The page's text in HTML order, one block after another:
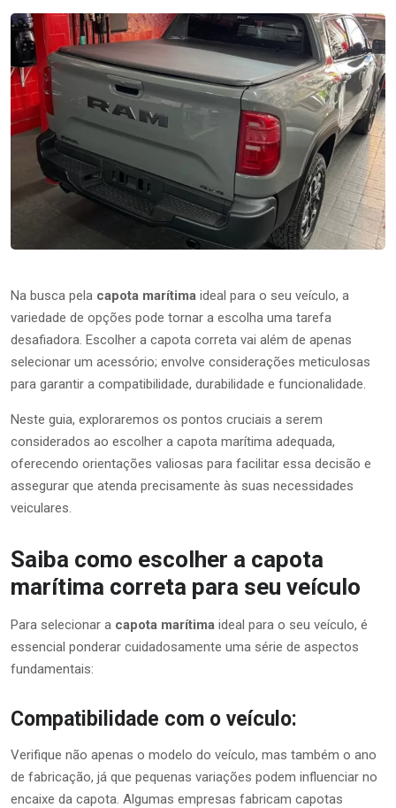
Na busca pela capota marítima ideal para o seu veículo, a
variedade de opções pode tornar a escolha uma tarefa
desafiadora. Escolher a capota correta vai além de apenas
selecionar um acessório; envolve considerações meticulosas
para garantir a compatibilidade, durabilidade e funcionalidade.
Neste guia, exploraremos os pontos cruciais a serem
considerados ao escolher a capota marítima adequada,
oferecendo orientações valiosas para facilitar essa decisão e
assegurar que atenda precisamente às suas necessidades
veiculares.
Saiba como escolher a capota
marítima correta para seu veículo
Para selecionar a capota marítima ideal para o seu veículo, é
essencial ponderar cuidadosamente uma série de aspectos
fundamentais:
Compatibilidade com o veículo:
Verifique não apenas o modelo do veículo, mas também o ano
de fabricação, já que pequenas variações podem influenciar no
encaixe da capota. Algumas empresas fabricam capotas